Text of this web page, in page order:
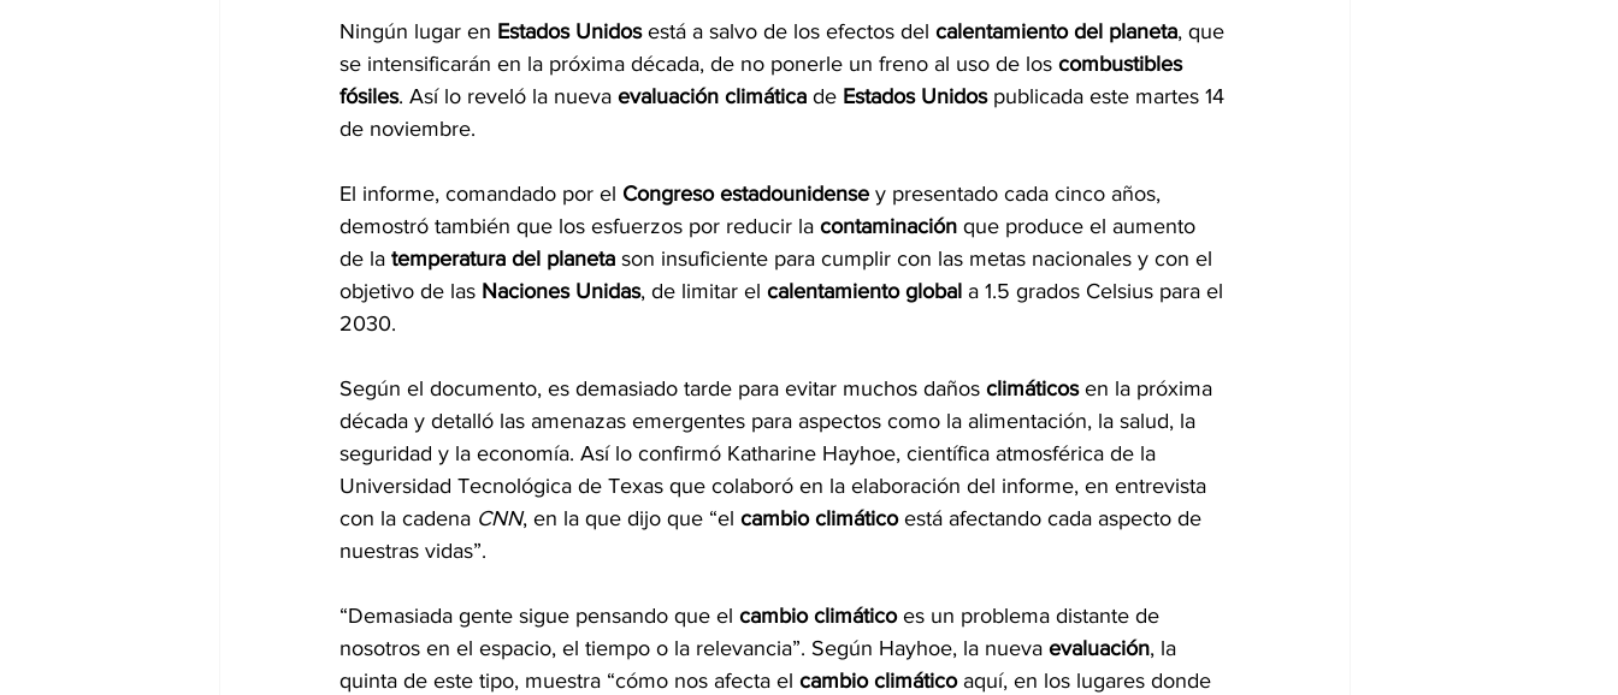
Ningún lugar en Estados Unidos está a salvo de los efectos del calentamiento del planeta, que
se intensificarán en la próxima década, de no ponerle un freno al uso de los combustibles
fósiles. Así lo reveló la nueva evaluación climática de Estados Unidos publicada este martes 14
de noviembre.
El informe, comandado por el Congreso estadounidense y presentado cada cinco años,
demostró también que los esfuerzos por reducir la contaminación que produce el aumento
de la temperatura del planeta son insuficiente para cumplir con las metas nacionales y con el
objetivo de las Naciones Unidas, de limitar el calentamiento global a 1.5 grados Celsius para el
2030.
Según el documento, es demasiado tarde para evitar muchos daños climáticos en la próxima
década y detalló las amenazas emergentes para aspectos como la alimentación, la salud, la
seguridad y la economía. Así lo confirmó Katharine Hayhoe, científica atmosférica de la
Universidad Tecnológica de Texas que colaboró en la elaboración del informe, en entrevista
con la cadena CNN, en la que dijo que “el cambio climático está afectando cada aspecto de
nuestras vidas”.
“Demasiada gente sigue pensando que el cambio climático es un problema distante de
nosotros en el espacio, el tiempo o la relevancia”. Según Hayhoe, la nueva evaluación, la
quinta de este tipo, muestra “cómo nos afecta el cambio climático aquí, en los lugares donde